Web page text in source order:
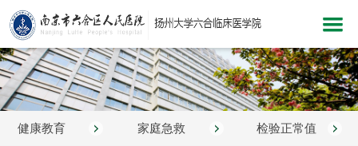
网站首页
医院概况
新闻中心
健康教育 家庭急救 检验正常值